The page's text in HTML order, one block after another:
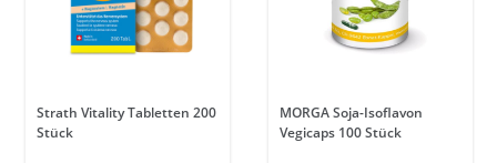
Strath Vitality Tabletten 200
Stück
MORGA Soja-Isoflavon
Vegicaps 100 Stück